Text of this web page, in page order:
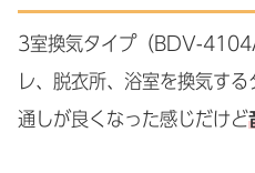
3室換気タイプ（BDV-
レ、脱衣所、浴室を換気す
通しが良くなった感じだけど